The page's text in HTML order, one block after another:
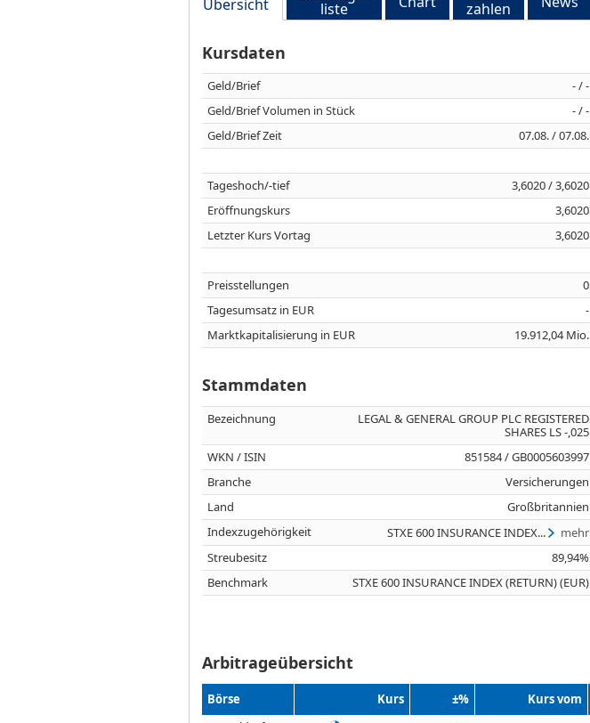
Übersicht liste zahlen
Kursdaten
Geld/Brief
- / -
Geld/Brief Volumen in Stück
- / -
Geld/Brief Zeit
07.08. / 07.08.
Tageshoch/-tief
3,6020 / 3,6020
Eröffnungskurs
3,6020
Letzter Kurs Vortag
3,6020
Preisstellungen
0
Tagesumsatz in EUR
-
Marktkapitalisierung in EUR
19.912,04 Mio.
Stammdaten
Bezeichnung
LEGAL & GENERAL GROUP PLC REGISTERED
SHARES LS -,025
WKN / ISIN
851584 / GB0005603997
Branche
Versicherungen
Land
Großbritannien
Indexzugehörigkeit
STXE 600 INSURANCE INDEX...
mehr
Streubesitz
89,94%
Benchmark
STXE 600 INSURANCE INDEX (RETURN) (EUR)
Arbitrageübersicht
Börse Kurs ±% Kurs vom